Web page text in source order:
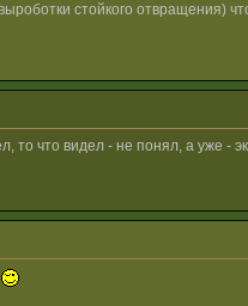
стойкого отвращения)
то что видел - не понял, а уже -